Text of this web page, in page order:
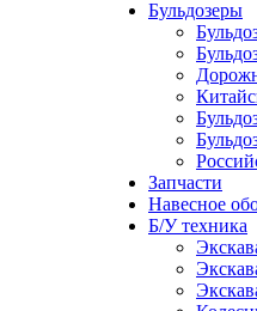
Бульдозеры
Запчасти
Навесное
Б/У техника